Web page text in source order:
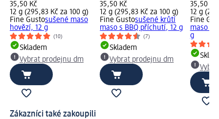
35,50 Kč
12 g (295,83 Kč za 100 g)
Fine Gustosušené maso
hovězí, 12 g
(10)
Skladem
Vybrat prodejnu dm
35,50 Kč
12 g (295,83 Kč za 100 g)
Fine Gustosušené krůtí
maso s BBQ příchutí, 12 g
(7)
Skladem
Vybrat prodejnu dm
35,50 Kč
12 g
Fine
maso s
g
Zákazníci také zakoupili